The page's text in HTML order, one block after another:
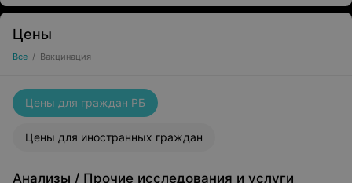
Цены
Все / Вакцинация
Цены для граждан РБ
Цены для иностранных граждан
Анализы / Прочие исследования и услуги